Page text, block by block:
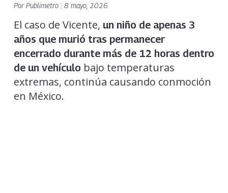
PorPublimetro 8 mayo, 2026
El caso de Vicente, un niño de apenas 3
años que murió tras permanecer
encerrado durante más de 12 horas dentro
de un vehículo bajo temperaturas
extremas, continúa causando conmoción
en México.